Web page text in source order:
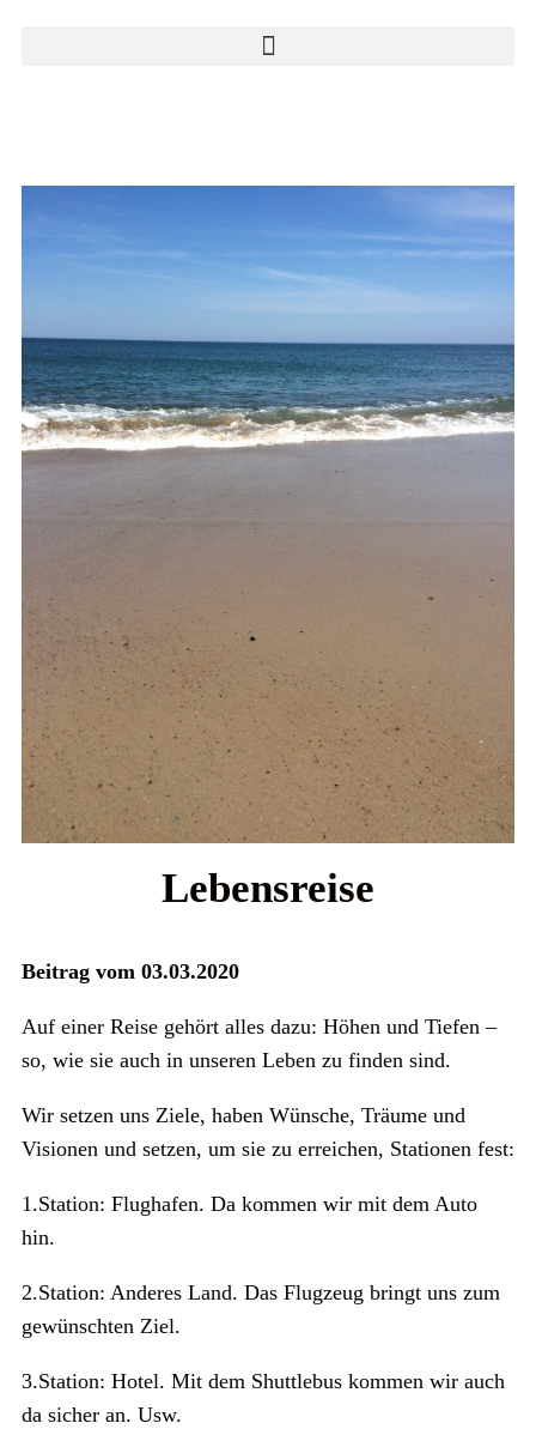
Lebensreise
Beitrag vom 03.03.2020
Auf einer Reise gehört alles dazu: Höhen und Tiefen –
so, wie sie auch in unseren Leben zu finden sind.
Wir setzen uns Ziele, haben Wünsche, Träume und
Visionen und setzen, um sie zu erreichen, Stationen fest:
1.Station: Flughafen. Da kommen wir mit dem Auto
hin.
2.Station: Anderes Land. Das Flugzeug bringt uns zum
gewünschten Ziel.
3.Station: Hotel. Mit dem Shuttlebus kommen wir auch
da sicher an. Usw.